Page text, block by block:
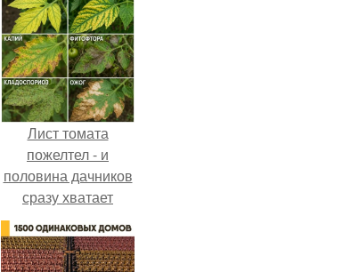
Лист томата
пожелтел - и
половина дачников
сразу хватает